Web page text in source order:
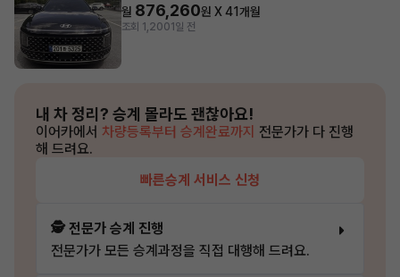
월 876,260원 X41개월
조회 1,2001일 전
내 차 정리? 승계 몰라도 괜찮아요!
이어카에서 차량등록부터 승계완료까지 전문가가 다 진행
해 드려요.
빠른승계 서비스 신청
🕵️ 전문가 승계 진행
전문가가 모든 승계과정을 직접 대행해 드려요.